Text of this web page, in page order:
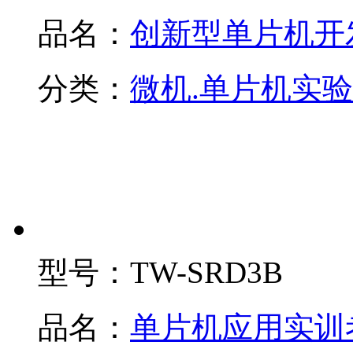
品名： 创新型单片机
分类： 微机.单片机实
型号： TW-SRD3B
品名： 单片机应用实